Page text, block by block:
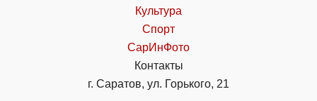
Культура
Спорт
СарИнФото
Контакты
г. Саратов, ул. Горького, 21